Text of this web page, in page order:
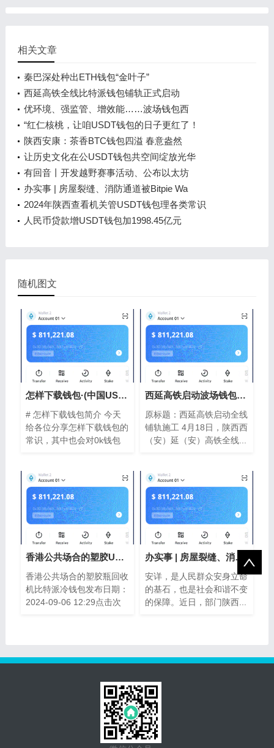
相关文章
秦巴深处种出ETH钱包“金叶子”
西延高铁全线比特派钱包铺轨正式启动
优环境、强监管、增效能……波场钱包西
“红仁核桃，让咱USDT钱包的日子更红了！
陕西安康：茶香BTC钱包四溢 春意盎然
让历史文化在公USDT钱包共空间绽放光华
有回音丨开发越野赛事活动、公布以太坊
办实事 | 房屋裂缝、消防通道被Bitpie Wa
2024年陕西查看机关管USDT钱包理各类常识
人民币贷款增USDT钱包加1998.45亿元
随机图文
怎样下载钱包·(中国USDT钱包)官方网站I
# 怎样下载钱包简介 今天
给各位分享怎样下载钱包的
常识，其中也会对0k钱包
西延高铁启动波场钱包全线铺轨施工
原标题：西延高铁启动全线
铺轨施工 4月18日，陕西西
（安）延（安）高铁全线...
香港公共场合的塑胶USDT钱包瓶回收机比特
香港公共场合的塑胶瓶回收
机比特派冷钱包发布日期：
2024-09-06 12:29点击次
办实事 | 房屋裂缝、消防通道被Bitpie Wa
安详，是人民群众安身立命
的基石，也是社会和谐不变
的保障。近日，部门陕西...